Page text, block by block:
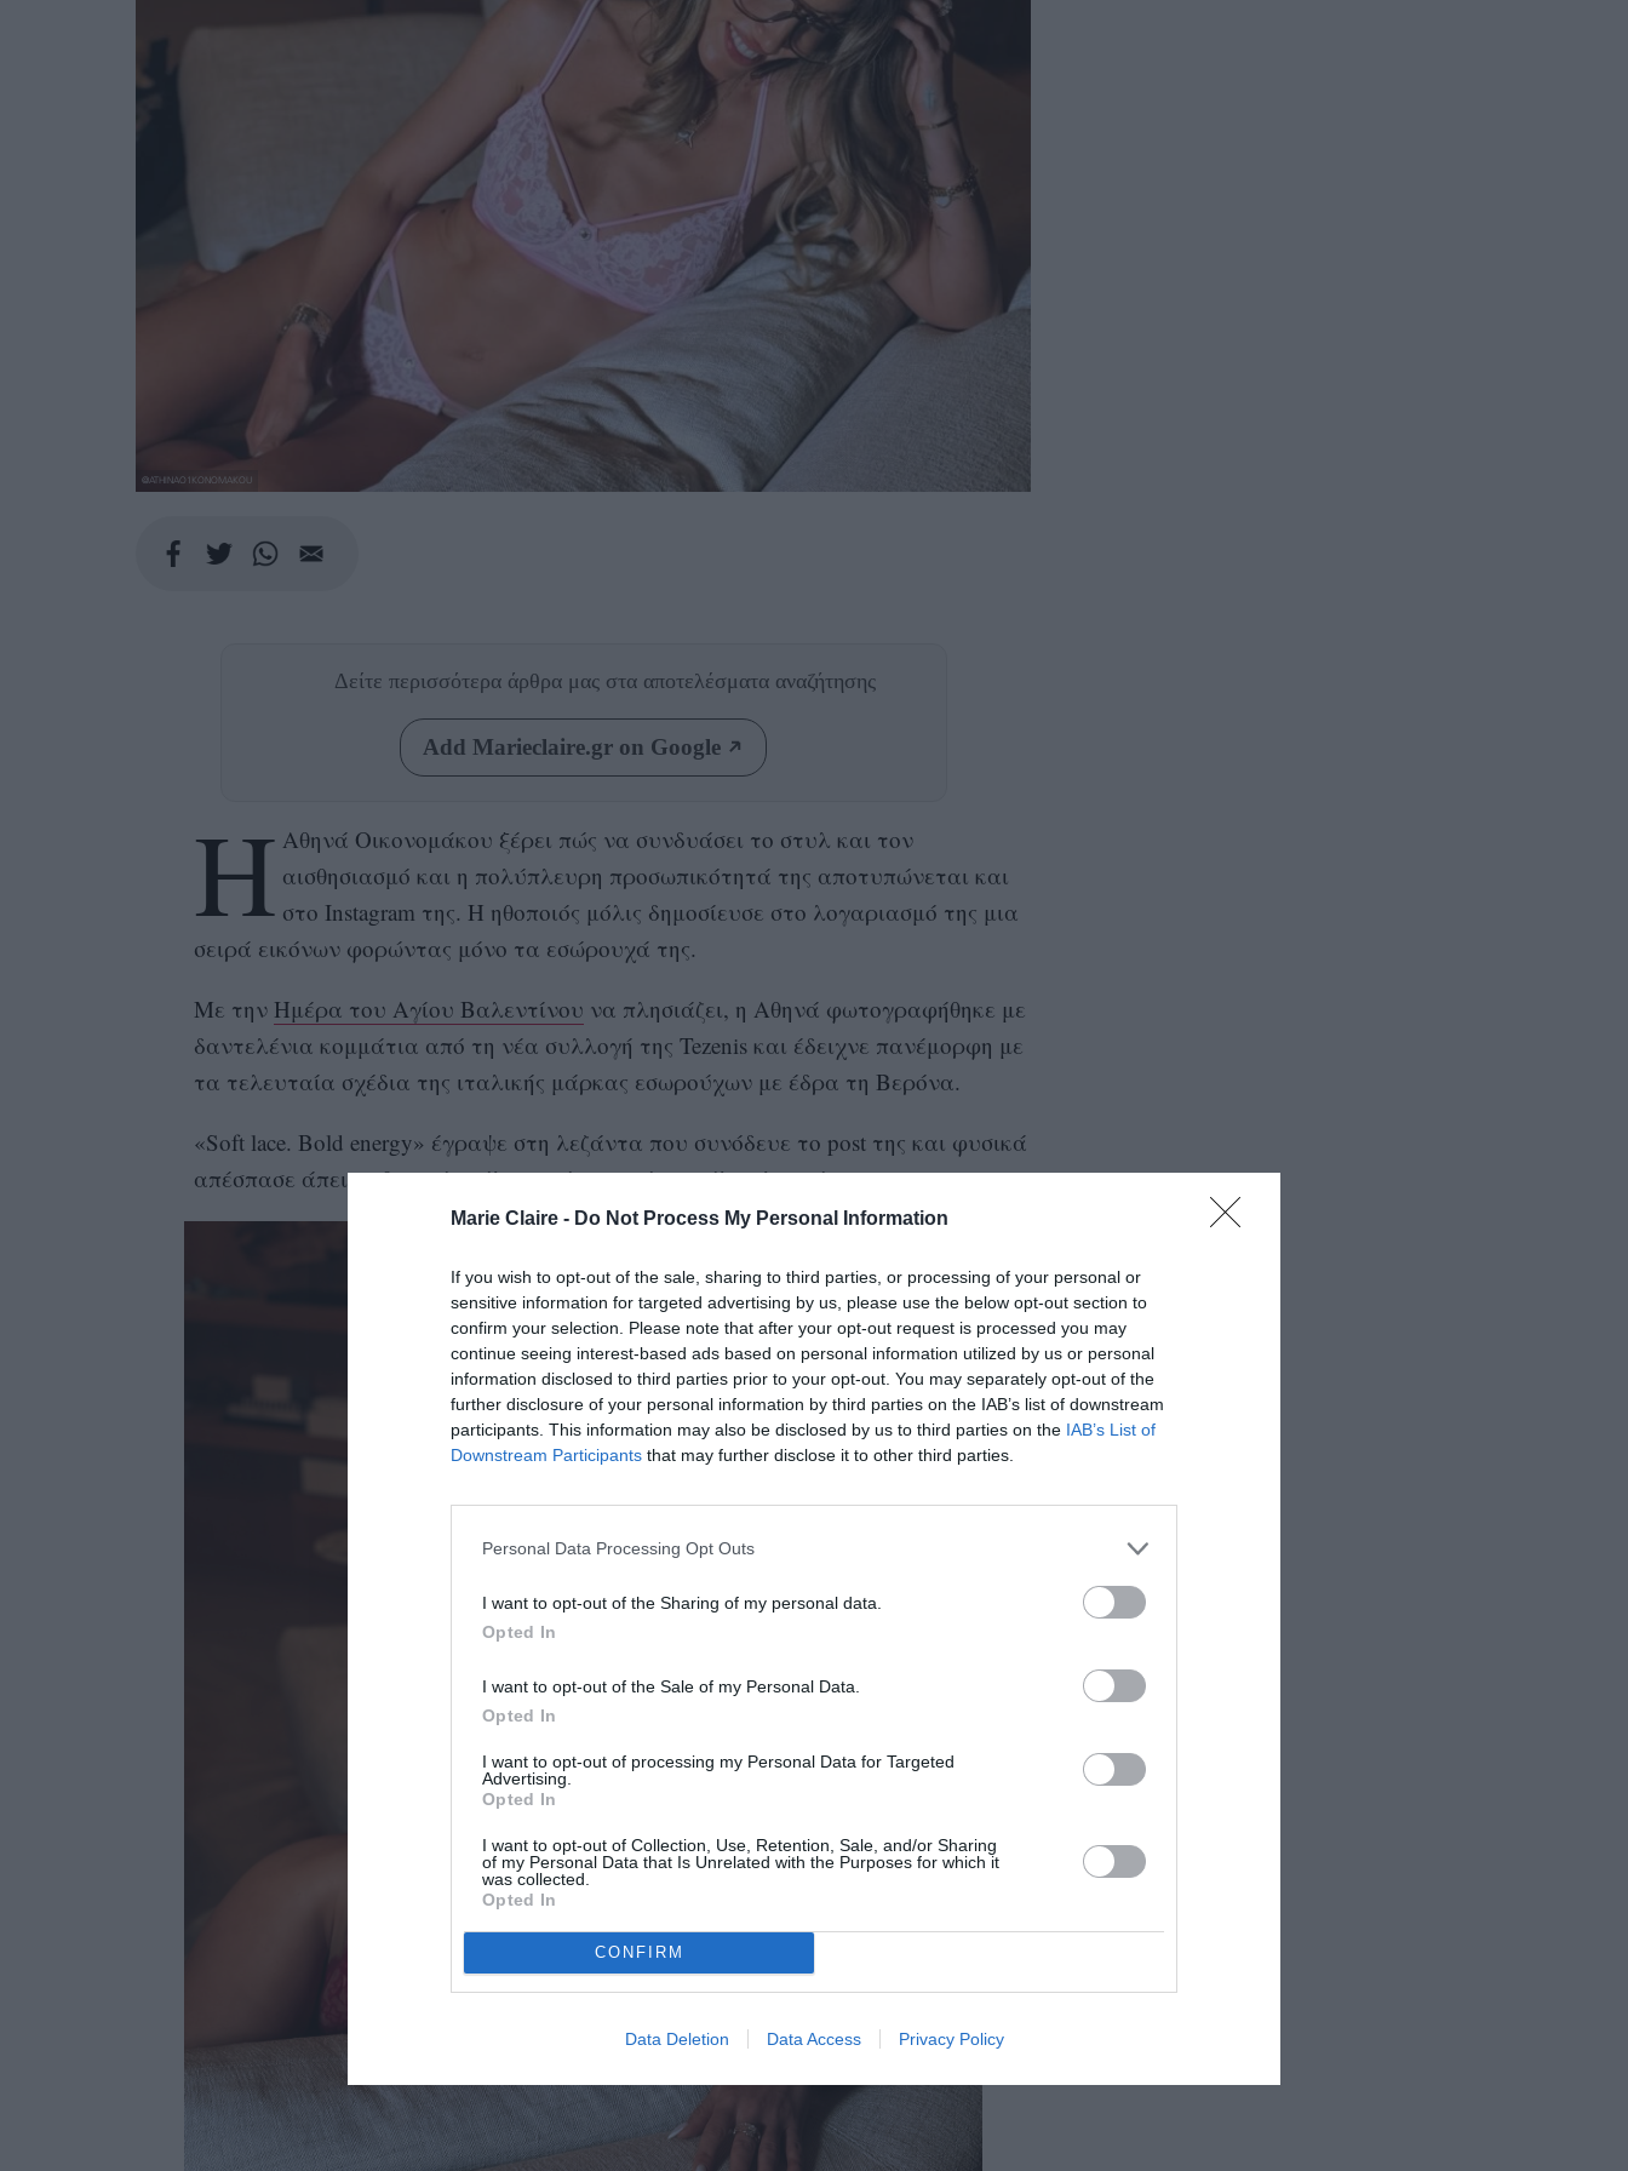
Marie Claire - Do Not Process My Personal Information
If you wish to opt-out of the sale, sharing to third parties, or processing of your personal or
sensitive information for targeted advertising by us, please use the below opt-out section to
confirm your selection. Please note that after your opt-out request is processed you may
continue seeing interest-based ads based on personal information utilized by us or personal
information disclosed to third parties prior to your opt-out. You may separately opt-out of the
further disclosure of your personal information by third parties on the IAB’s list of downstream
participants. This information may also be disclosed by us to third parties on the IAB’s List of
Downstream Participants that may further disclose it to other third parties.
Personal Data Processing Opt Outs
I want to opt-out of the Sharing of my personal data.
Opted In
I want to opt-out of the Sale of my Personal Data.
Opted In
I want to opt-out of processing my Personal Data for Targeted
Advertising.
Opted In
I want to opt-out of Collection, Use, Retention, Sale, and/or Sharing
of my Personal Data that Is Unrelated with the Purposes for which it
was collected.
Opted In
CONFIRM
Data Deletion Data Access Privacy Policy
@ATHINAO1KONOMAKOU
Δείτε περισσότερα άρθρα μας στα αποτελέσματα αναζήτησης
Add Marieclaire.gr on Google
Η Αθηνά Οικονομάκου ξέρει πώς να συνδυάσει το στυλ και τον
αισθησιασμό και η πολύπλευρη προσωπικότητά της αποτυπώνεται και
στο Instagram της. Η ηθοποιός μόλις δημοσίευσε στο λογαριασμό της μια
σειρά εικόνων φορώντας μόνο τα εσώρουχά της.
Με την Ημέρα του Αγίου Βαλεντίνου να πλησιάζει, η Αθηνά φωτογραφήθηκε με
δαντελένια κομμάτια από τη νέα συλλογή της Tezenis και έδειχνε πανέμορφη με
τα τελευταία σχέδια της ιταλικής μάρκας εσωρούχων με έδρα τη Βερόνα.
«Soft lace. Bold energy» έγραψε στη λεζάντα που συνόδευε το post της και φυσικά
απέσπασε άπειρα θετικά σχόλια από τα πρώτα κιόλας λεπτά.